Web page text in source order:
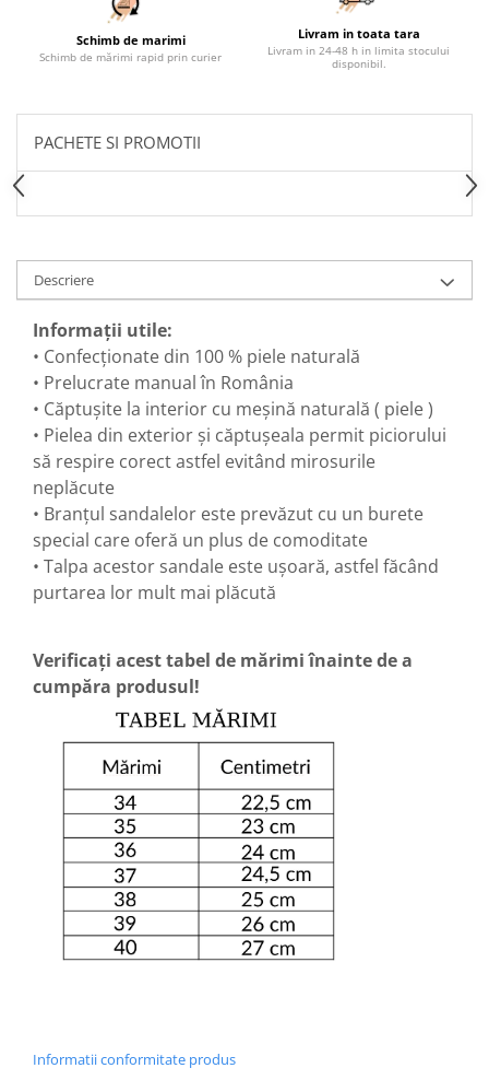
Schimb de marimi
Schimb de mărimi rapid prin curier
Livram in toata tara
Livram in 24-48 h in limita stocului
disponibil.
PACHETE SI PROMOTII
Descriere
Informații utile:
• Confecționate din 100 % piele naturală
• Prelucrate manual în România
• Căptușite la interior cu meșină naturală ( piele )
• Pielea din exterior și căptușeala permit piciorului
să respire corect astfel evitând mirosurile
neplăcute
• Branțul sandalelor este prevăzut cu un burete
special care oferă un plus de comoditate
• Talpa acestor sandale este ușoară, astfel făcând
purtarea lor mult mai plăcută
Verificați acest tabel de mărimi înainte de a
cumpăra produsul!
Informatii conformitate produs